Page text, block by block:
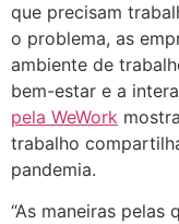
que precisam
o problema, as
ambiente de
bem-estar e a
pela WeWork
trabalho
pandemia.
“As maneiras pelas